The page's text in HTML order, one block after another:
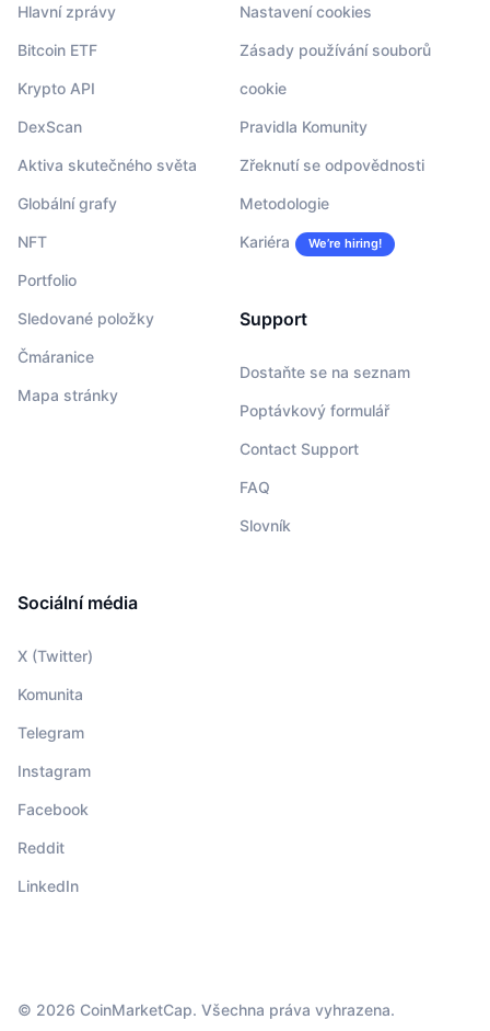
Hlavní zprávy
Bitcoin ETF
Krypto API
DexScan
Aktiva skutečného světa
Globální grafy
NFT
Portfolio
Sledované položky
Čmáranice
Mapa stránky
Nastavení cookies
Zásady používání souborů
cookie
Pravidla Komunity
Zřeknutí se odpovědnosti
Metodologie
Kariéra We’re hiring!
Support
Dostaňte se na seznam
Poptávkový formulář
Contact Support
FAQ
Slovník
Sociální média
X (Twitter)
Komunita
Telegram
Instagram
Facebook
Reddit
LinkedIn
© 2026 CoinMarketCap. Všechna práva vyhrazena.